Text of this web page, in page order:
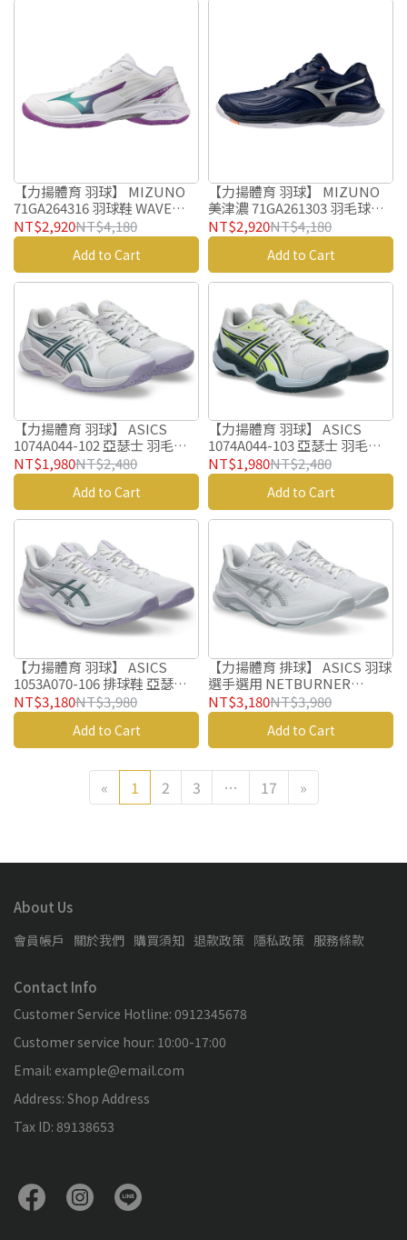
【力揚體育 羽球】 MIZUNO
71GA264316 羽球鞋 WAVE
CLAW 4 美津濃 羽毛球鞋
NT$2,920NT$4,180
Add to Cart
【力揚體育 羽球】 MIZUNO
美津濃 71GA261303 羽毛球鞋
WAVE FANG 3 羽球鞋
NT$2,920NT$4,180
Add to Cart
【力揚體育 羽球】 ASICS
1074A044-102 亞瑟士 羽毛鞋
GEL POWERBREAK GS 兒童
羽毛球鞋
NT$1,980NT$2,480
Add to Cart
【力揚體育 羽球】 ASICS
1074A044-103 亞瑟士 羽毛鞋
GEL POWERBREAK GS 兒童
羽毛球鞋
NT$1,980NT$2,480
Add to Cart
【力揚體育 羽球】 ASICS
1053A070-106 排球鞋 亞瑟士
羽毛球鞋 NETBURNER
BALLISTIC FF 4 羽球鞋
NT$3,180NT$3,980
Add to Cart
【力揚體育 排球】 ASICS 羽球
選手選用 NETBURNER
BALLISTIC FF 4 排球鞋
1053A070-105
NT$3,180NT$3,980
Add to Cart
« 1 2 3 … 17 »
About Us
會員帳戶 關於我們 購買須知 退款政策 隱私政策 服務條款
Contact Info
Customer Service Hotline: 0912345678
Customer service hour: 10:00-17:00
Email: example@email.com
Address: Shop Address
Tax ID: 89138653